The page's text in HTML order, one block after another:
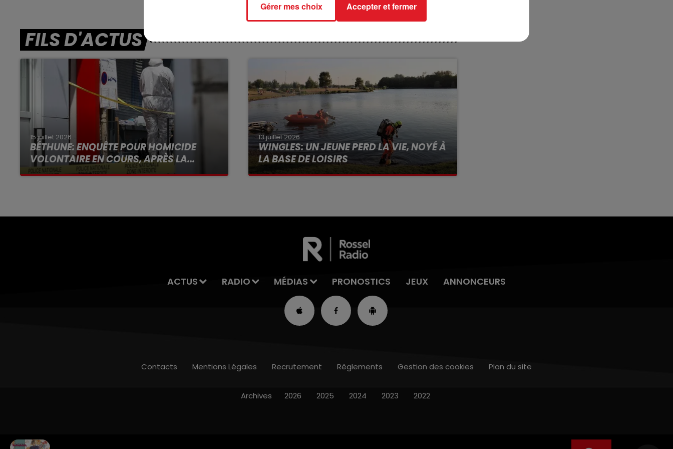
FILS D'ACTUS
15 juillet 2026
BÉTHUNE: ENQUÊTE POUR HOMICIDE
VOLONTAIRE EN COURS, APRÈS LA...
Selon les premiers éléments, le logement
13 juillet 2026
WINGLES: UN JEUNE PERD LA VIE, NOYÉ À
LA BASE DE LOISIRS
La victime a coulé à pic
ACTUS RADIO MÉDIAS PRONOSTICS JEUX ANNONCEURS
Contacts Mentions Légales Recrutement Règlements Gestion des cookies Plan du site
Archives 2026 2025 2024 2023 2022
Gérer mes choix Accepter et fermer